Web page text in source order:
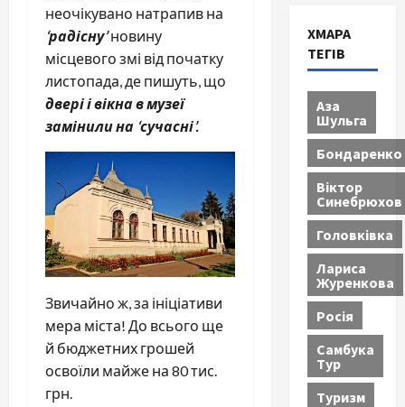
неочікувано натрапив на
‘радісну’новину
місцевого змі від початку
листопада, де пишуть, що
двері і вікна в музеї
замінили на ‘сучасні’.
Звичайно ж, за ініціативи
мера міста! До всього ще
й бюджетних грошей
освоїли майже на 80 тис.
грн.
ХМАРА
ТЕГІВ
Аза
Шульга
Бондаренко
Віктор
Синебрюхов
Головківка
Лариса
Журенкова
Росія
Самбука
Тур
Туризм